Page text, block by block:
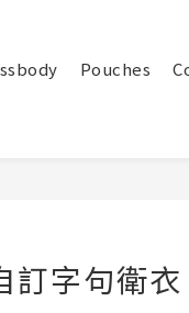
Pouches
訂字句衛衣